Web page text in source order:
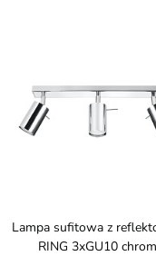
Lampa sufitowa z reflektorami
RING 3xGU10 chrom